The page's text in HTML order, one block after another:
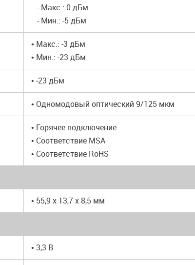
- Макс.: 0 дБм
- Мин.: -5 дБм
• Макс.: -3 дБм
• Мин.: -23 дБм
• -23 дБм
• Одномодовый оптический 9/125 мкм
• Горячее подключение
• Соответствие MSA
• Соответствие RoHS
• 55,9 x 13,7 x 8,5 мм
• 3,3 В